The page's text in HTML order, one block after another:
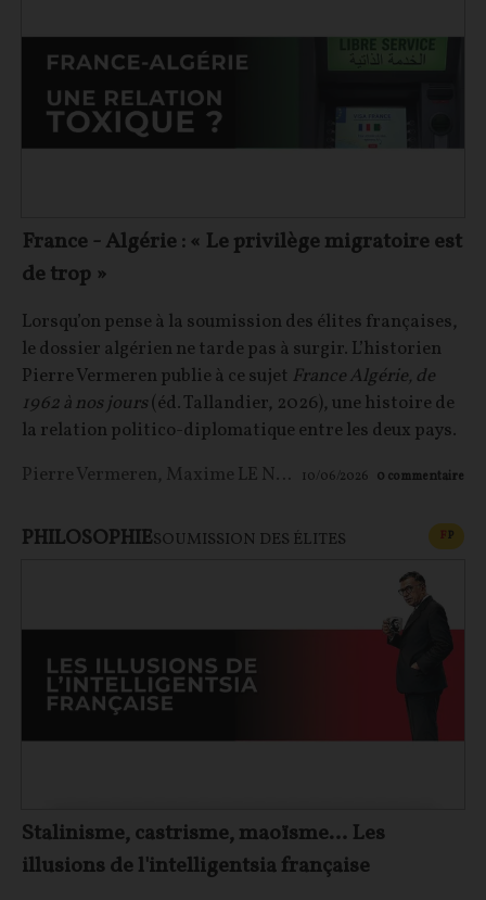
France - Algérie : « Le privilège migratoire est
de trop »
Lorsqu’on pense à la soumission des élites françaises,
le dossier algérien ne tarde pas à surgir. L’historien
Pierre Vermeren publie à ce sujet France Algérie, de
1962 à nos jours(éd. Tallandier, 2026), une histoire de
la relation politico-diplomatique entre les deux pays.
Pierre Vermeren, Maxime LE NAGARD 10/06/2026 0 commentaire
PHILOSOPHIESOUMISSION DES ÉLITES FP
Stalinisme, castrisme, maoïsme… Les
illusions de l'intelligentsia française